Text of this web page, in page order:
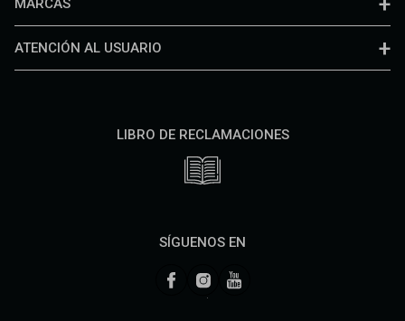
MARCAS
ATENCIÓN AL USUARIO
LIBRO DE RECLAMACIONES
SÍGUENOS EN